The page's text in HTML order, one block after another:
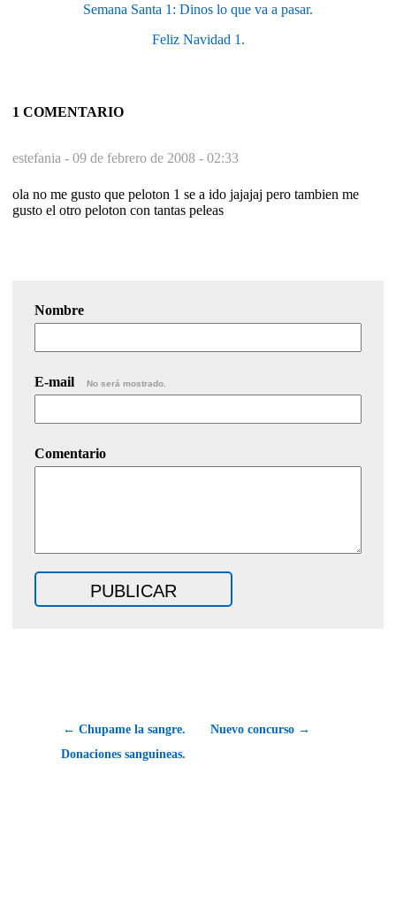
Semana Santa 1: Dinos lo que va a pasar.
Feliz Navidad 1.
1 COMENTARIO
estefania - 09 de febrero de 2008 - 02:33
ola no me gusto que peloton 1 se a ido jajajaj pero tambien me
gusto el otro peloton con tantas peleas
Nombre
E-mail No será mostrado.
Comentario
← Chupame la sangre.
Donaciones sanguineas.
Nuevo concurso →